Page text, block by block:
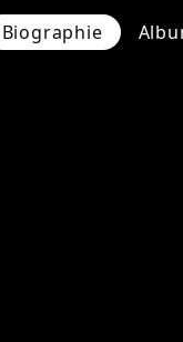
Biographie